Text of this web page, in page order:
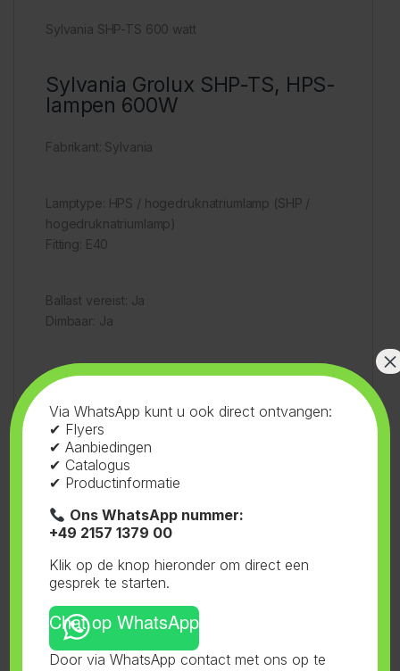
Sylvania SHP-TS 600 watt
Sylvania Grolux SHP-TS, HPS-
lampen 600W
Fabrikant: Sylvania
Lamptype: HPS / hogedruknatriumlamp (SHP /
hogedruknatriumlamp)
Fitting: E40
Ballast vereist: Ja
Dimbaar: Ja
Stroomverbruik: 600W
Lampspanning: 125V
Lampstroom: 5,5A
Lichtstroom: ca. 90.000 lumen
Lumen per watt (lm/W): 145
Levensduur (gemiddeld): ca. 15.000 uur
Afmetingen: L = ca. 290 mm, diameter = ca. 50 mm
Via WhatsApp kunt u ook direct ontvangen:
✔ Flyers
✔ Aanbiedingen
✔ Catalogus
✔ Productinformatie
Ons WhatsApp nummer:
+49 2157 1379 00
Klik op de knop hieronder om direct een
gesprek te starten.
Chat op WhatsApp
Door via WhatsApp contact met ons op te
×